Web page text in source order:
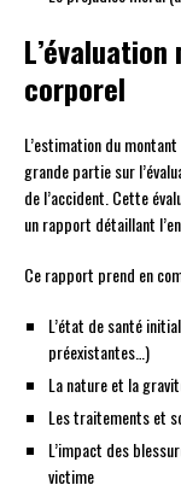
corporel
L’estimation du
grande partie sur
de l’accident. Cette
un rapport détaillant
Ce rapport prend en
L’état de santé
préexistantes…)
La nature et la
Les traitements et
L’impact des
victime